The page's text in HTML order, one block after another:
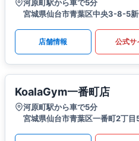
河原町駅から車で5分
宮城県仙台市青葉区中央3-8-5
店舗情報 公式サ
KoalaGym一番町店
河原町駅から車で5分
宮城県仙台市青葉区一番町2丁